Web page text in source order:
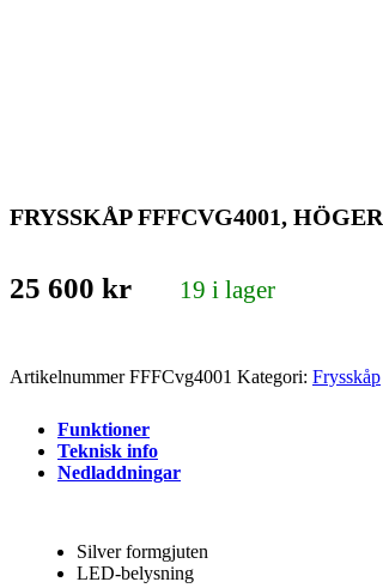
FRYSSKÅP FFFCVG4001, HÖGER
25 600 kr 19 i lager
ArtikelnummerFFFCvg4001 Kategori: Frysskåp
Funktioner
Teknisk info
Nedladdningar
Silver formgjuten
LED-belysning